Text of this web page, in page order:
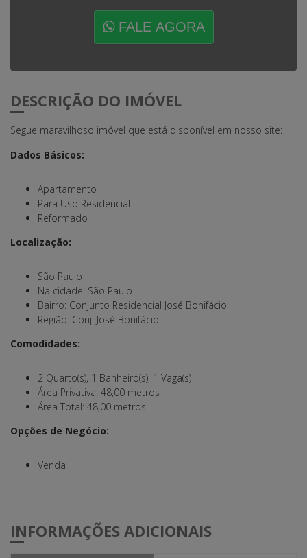
FALE AGORA
DESCRIÇÃO DO IMÓVEL
Segue maravilhoso imóvel que está disponível em nosso site:
Dados Básicos:
Apartamento
Para Uso Residencial
Reformado
Localização:
São Paulo
Na cidade: São Paulo
Bairro: Conjunto Residencial José Bonifácio
Região: Conj. José Bonifácio
Comodidades:
2 Quarto(s), 1 Banheiro(s), 1 Vaga(s)
Área Privativa: 48,00 metros
Área Total: 48,00 metros
Opções de Negócio:
Venda
INFORMAÇÕES ADICIONAIS